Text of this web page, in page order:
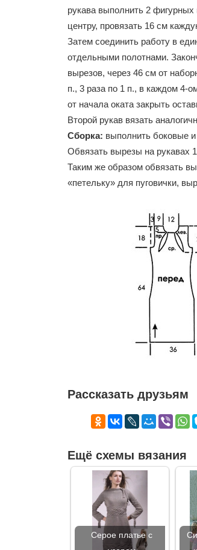
рукава выполнить 2 фигурных
центру, провязать 16 см
Затем соединить работу в
отдельными полотнами.
вырезов, через 46 см от
п., 3 раза по 1 п., в каждом 4-
от начала оката закрыть
Второй рукав вязать
Сборка: выполнить боковые
Обвязать вырезы на рукавах
Таким же образом обвязать
«петельку» для пуговички,
Рассказать друзьям
Ещё схемы вязания
Серое платье с